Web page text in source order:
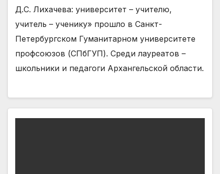
Д.С. Лихачева: университет – учителю,
учитель – ученику» прошло в Санкт-
Петербургском Гуманитарном университете
профсоюзов (СПбГУП). Среди лауреатов –
школьники и педагоги Архангельской области.